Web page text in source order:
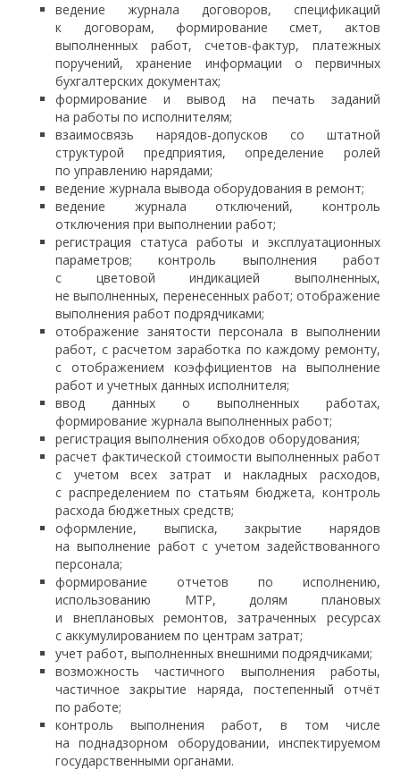
ведение журнала договоров, спецификаций
к договорам, формирование смет, актов
выполненных работ, счетов-фактур, платежных
поручений, хранение информации о первичных
бухгалтерских документах;
формирование и вывод на печать заданий
на работы по исполнителям;
взаимосвязь нарядов-допусков со штатной
структурой предприятия, определение ролей
по управлению нарядами;
ведение журнала вывода оборудования в ремонт;
ведение журнала отключений, контроль
отключения при выполнении работ;
регистрация статуса работы и эксплуатационных
параметров; контроль выполнения работ
с цветовой индикацией выполненных,
не выполненных, перенесенных работ; отображение
выполнения работ подрядчиками;
отображение занятости персонала в выполнении
работ, с расчетом заработка по каждому ремонту,
с отображением коэффициентов на выполнение
работ и учетных данных исполнителя;
ввод данных о выполненных работах,
формирование журнала выполненных работ;
регистрация выполнения обходов оборудования;
расчет фактической стоимости выполненных работ
с учетом всех затрат и накладных расходов,
с распределением по статьям бюджета, контроль
расхода бюджетных средств;
оформление, выписка, закрытие нарядов
на выполнение работ с учетом задействованного
персонала;
формирование отчетов по исполнению,
использованию МТР, долям плановых
и внеплановых ремонтов, затраченных ресурсах
с аккумулированием по центрам затрат;
учет работ, выполненных внешними подрядчиками;
возможность частичного выполнения работы,
частичное закрытие наряда, постепенный отчёт
по работе;
контроль выполнения работ, в том числе
на поднадзорном оборудовании, инспектируемом
государственными органами.